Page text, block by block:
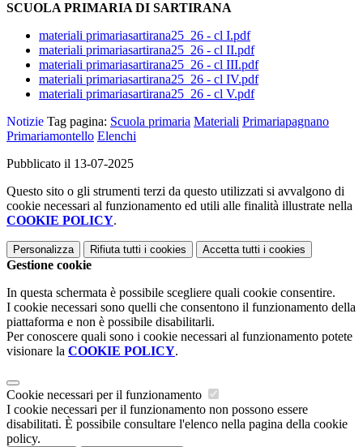
SCUOLA PRIMARIA DI SARTIRANA
materiali primariasartirana25_26 - cl I.pdf
materiali primariasartirana25_26 - cl II.pdf
materiali primariasartirana25_26 - cl III.pdf
materiali primariasartirana25_26 - cl IV.pdf
materiali primariasartirana25_26 - cl V.pdf
Notizie Tag pagina: Scuola primaria Materiali Primariapagnano
Primariamontello Elenchi
Pubblicato il 13-07-2025
Questo sito o gli strumenti terzi da questo utilizzati si avvalgono di
cookie necessari al funzionamento ed utili alle finalità illustrate nella
COOKIE POLICY.
Personalizza Rifiuta tutti i cookies Accetta tutti i cookies
Gestione cookie
In questa schermata è possibile scegliere quali cookie consentire.
I cookie necessari sono quelli che consentono il funzionamento della
piattaforma e non è possibile disabilitarli.
Per conoscere quali sono i cookie necessari al funzionamento potete
visionare la COOKIE POLICY.
Cookie necessari per il funzionamento
I cookie necessari per il funzionamento non possono essere
disabilitati. È possibile consultare l'elenco nella pagina della cookie
policy.